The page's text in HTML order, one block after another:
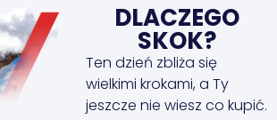
DLACZEGO
SKOK?
Ten dzień zbliża się
wielkimi krokami, a Ty
jeszcze nie wiesz co kupić.